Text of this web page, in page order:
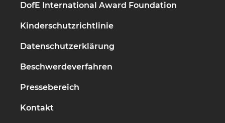
DofE International Award Foundation
Kinderschutzrichtlinie
Datenschutzerklärung
Beschwerdeverfahren
Pressebereich
Kontakt